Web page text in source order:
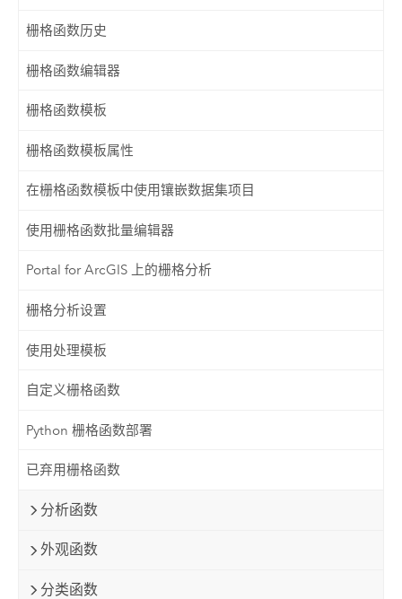
栅格函数历史
栅格函数编辑器
栅格函数模板
栅格函数模板属性
在栅格函数模板中使用镶嵌数据集项目
使用栅格函数批量编辑器
Portal for ArcGIS 上的栅格分析
栅格分析设置
使用处理模板
自定义栅格函数
Python 栅格函数部署
已弃用栅格函数
分析函数
外观函数
分类函数